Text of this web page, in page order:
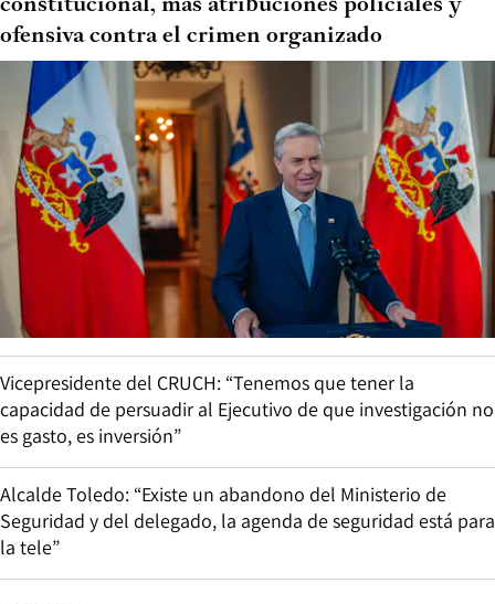
constitucional, más atribuciones policiales y
ofensiva contra el crimen organizado
Vicepresidente del CRUCH: “Tenemos que tener la
capacidad de persuadir al Ejecutivo de que investigación no
es gasto, es inversión”
Alcalde Toledo: “Existe un abandono del Ministerio de
Seguridad y del delegado, la agenda de seguridad está para
la tele”